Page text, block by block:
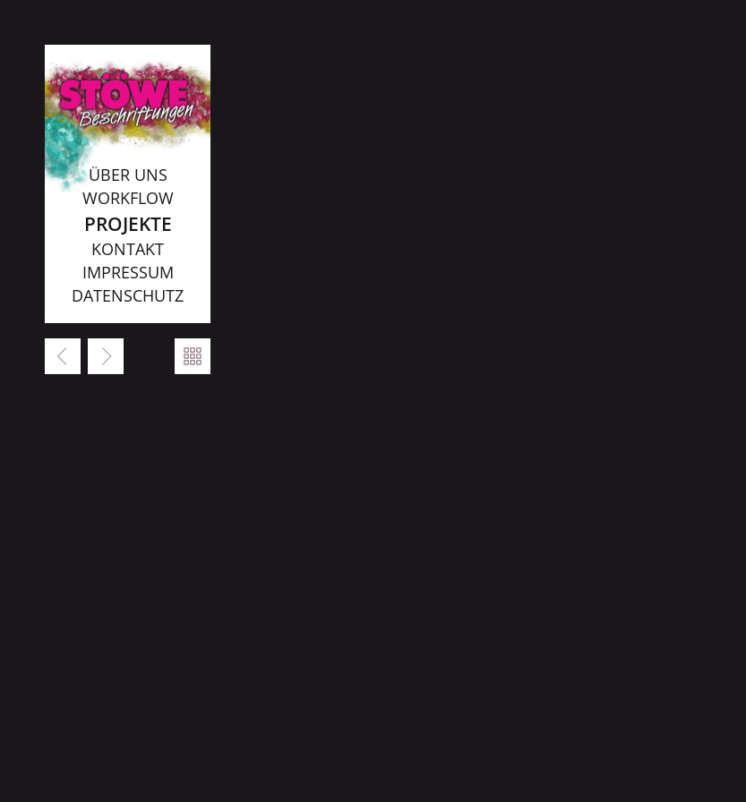
ÜBER UNS
WORKFLOW
PROJEKTE
KONTAKT
IMPRESSUM
DATENSCHUTZ